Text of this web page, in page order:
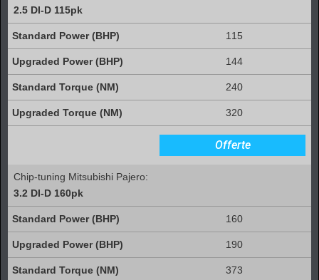
2.5 DI-D 115pk
115
144
240
320
Offerte
Chip-tuning Mitsubishi Pajero:
3.2 DI-D 160pk
160
190
373